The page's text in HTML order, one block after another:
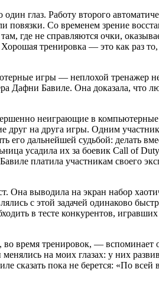
глаз. Работу второго
Со временем зрение
где не справляются очки,
тренировка — это как раз
игры — неплохой тренажер
Дафни Бавиле. Она доказала, что
неиграющие в
друг на друга игры. Одним
его дальнейшей судьбой: делать
усадила их за боевик Call of
платила участникам своего
Она выводила на экран набор
с этой задачей одинаково
в тесте конкурентов,
время тренировок, — вспоминает
на моих глазах: у них
сказать пока не берется: «По